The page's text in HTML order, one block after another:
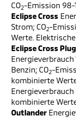
CO2-Emission 98-
Eclipse Cross
Strom; CO2-
Werte.
Eclipse Cross
Energieverbrauch
Benzin; CO2-
kombinierte
Energieverbrauch
kombinierte
Outlander